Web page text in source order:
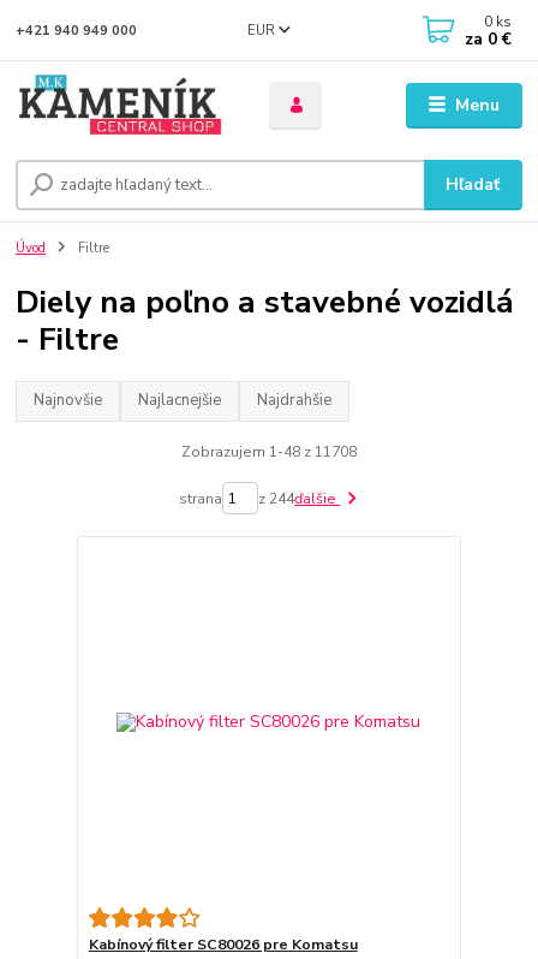
Menu
EUR
Hľadať
+421 940 949 000 0 ks
za 0 €
Úvod Filtre
Diely na poľno a stavebné vozidlá
- Filtre
Najnovšie Najlacnejšie Najdrahšie
Zobrazujem 1-48 z 11708
strana z 244ďalšie
Kabínový filter SC80026 pre Komatsu